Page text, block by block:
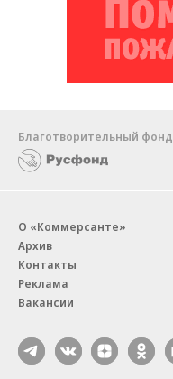
Благотворительный фонд
О «Коммерсанте»
Архив
Контакты
Реклама
Вакансии